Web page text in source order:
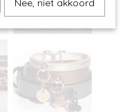
Nee, niet akkoord